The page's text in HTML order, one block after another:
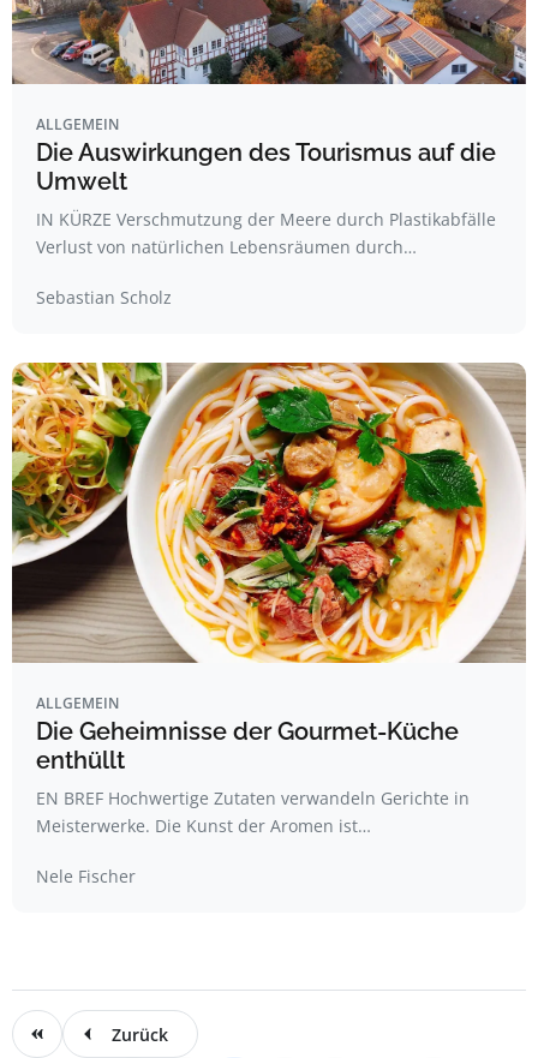
ALLGEMEIN
Die Auswirkungen des Tourismus auf die
Umwelt
IN KÜRZE Verschmutzung der Meere durch Plastikabfälle
Verlust von natürlichen Lebensräumen durch…
Sebastian Scholz
ALLGEMEIN
Die Geheimnisse der Gourmet-Küche
enthüllt
EN BREF Hochwertige Zutaten verwandeln Gerichte in
Meisterwerke. Die Kunst der Aromen ist…
Nele Fischer
Zurück